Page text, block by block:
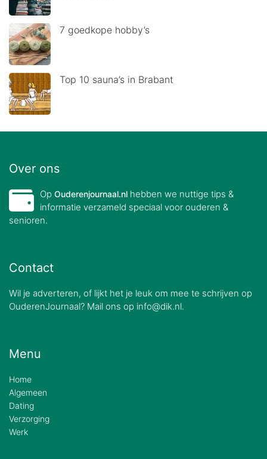
7 goedkope hobby’s
Top 10 sauna’s in Brabant
Over ons
Op Ouderenjournaal.nl hebben we nuttige tips &
informatie verzameld speciaal voor ouderen &
senioren.
Contact
Wil je adverteren, of lijkt het je leuk om mee te schrijven op
OuderenJournaal? Mail ons op info@dik.nl.
Menu
Home
Algemeen
Dating
Verzorging
Werk